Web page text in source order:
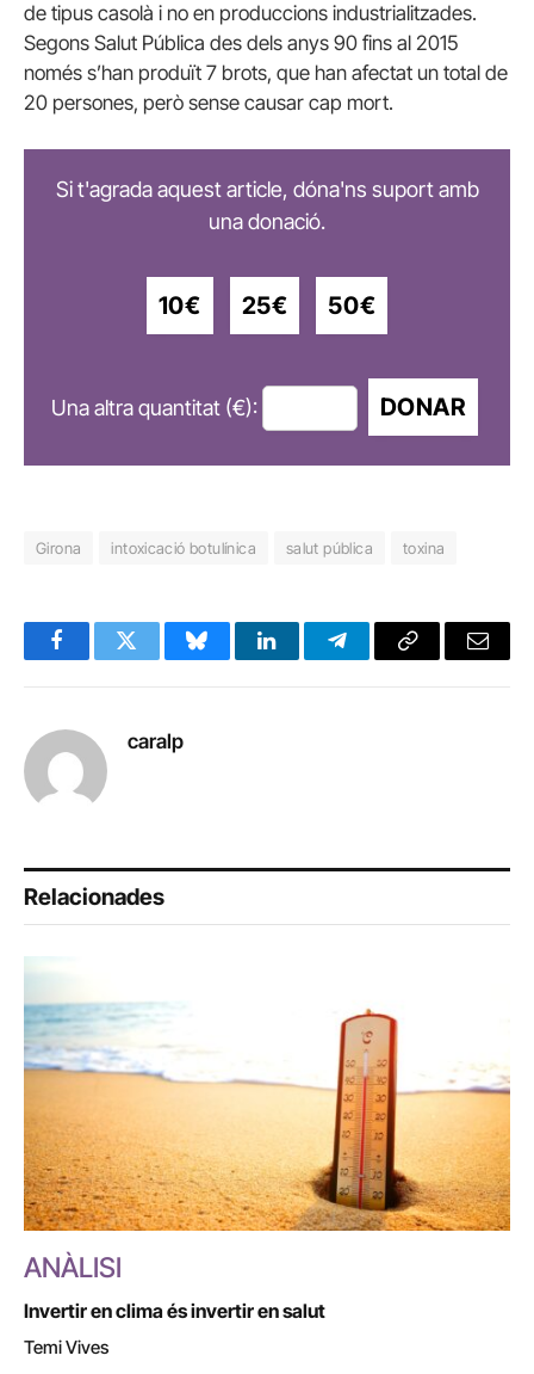
de tipus casolà i no en produccions industrialitzades.
Segons Salut Pública des dels anys 90 fins al 2015
només s’han produït 7 brots, que han afectat un total de
20 persones, però sense causar cap mort.
Si t'agrada aquest article, dóna'ns suport amb
una donació.
10€ 25€ 50€
Una altra quantitat (€): DONAR
Girona intoxicació botulínica salut pública toxina
FacebookTwitter BlueskyLinkedInTelegramCopy
Email
caralp
Relacionades
ANÀLISI
Invertir en clima és invertir en salut
Temi Vives